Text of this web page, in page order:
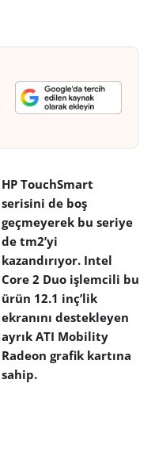
HP TouchSmart
serisini de boş
geçmeyerek bu seriye
de tm2’yi
kazandırıyor. Intel
Core 2 Duo işlemcili bu
ürün 12.1 inç’lik
ekranını destekleyen
ayrık ATI Mobility
Radeon grafik kartına
sahip.